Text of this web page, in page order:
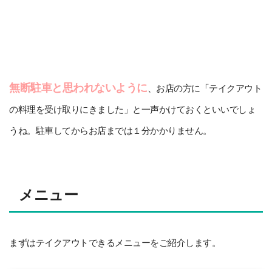
無断駐車と思われないように 、お店の方に「テイクアウト
の料理を受け取りにきました」と一声かけておくといいでしょ
うね。駐車してからお店までは１分かかりません。
メニュー
まずはテイクアウトできるメニューをご紹介します。